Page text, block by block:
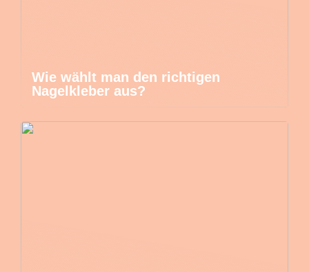
Wie wählt man den richtigen
Nagelkleber aus?